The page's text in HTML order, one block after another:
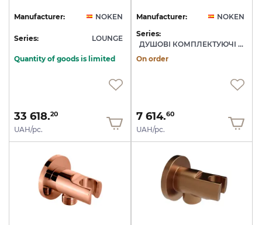
Manufacturer: NOKEN
Series: LOUNGE
Quantity of goods is limited
33 618.20
UAH/pc.
Manufacturer:
NOKEN
Series:
ДУШОВІ КОМПЛЕКТУЮЧІ NOKEN
On order
7 614.60
UAH/pc.